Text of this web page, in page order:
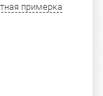
примерка